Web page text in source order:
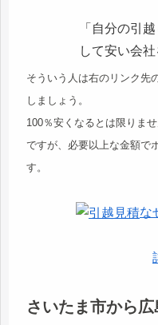
「自分の引
して安い会社
そういう人は右のリンク先
しましょう。
100％安くなるとは限りませ
ですが、必要以上な金額で
す。
な
さいたま市から